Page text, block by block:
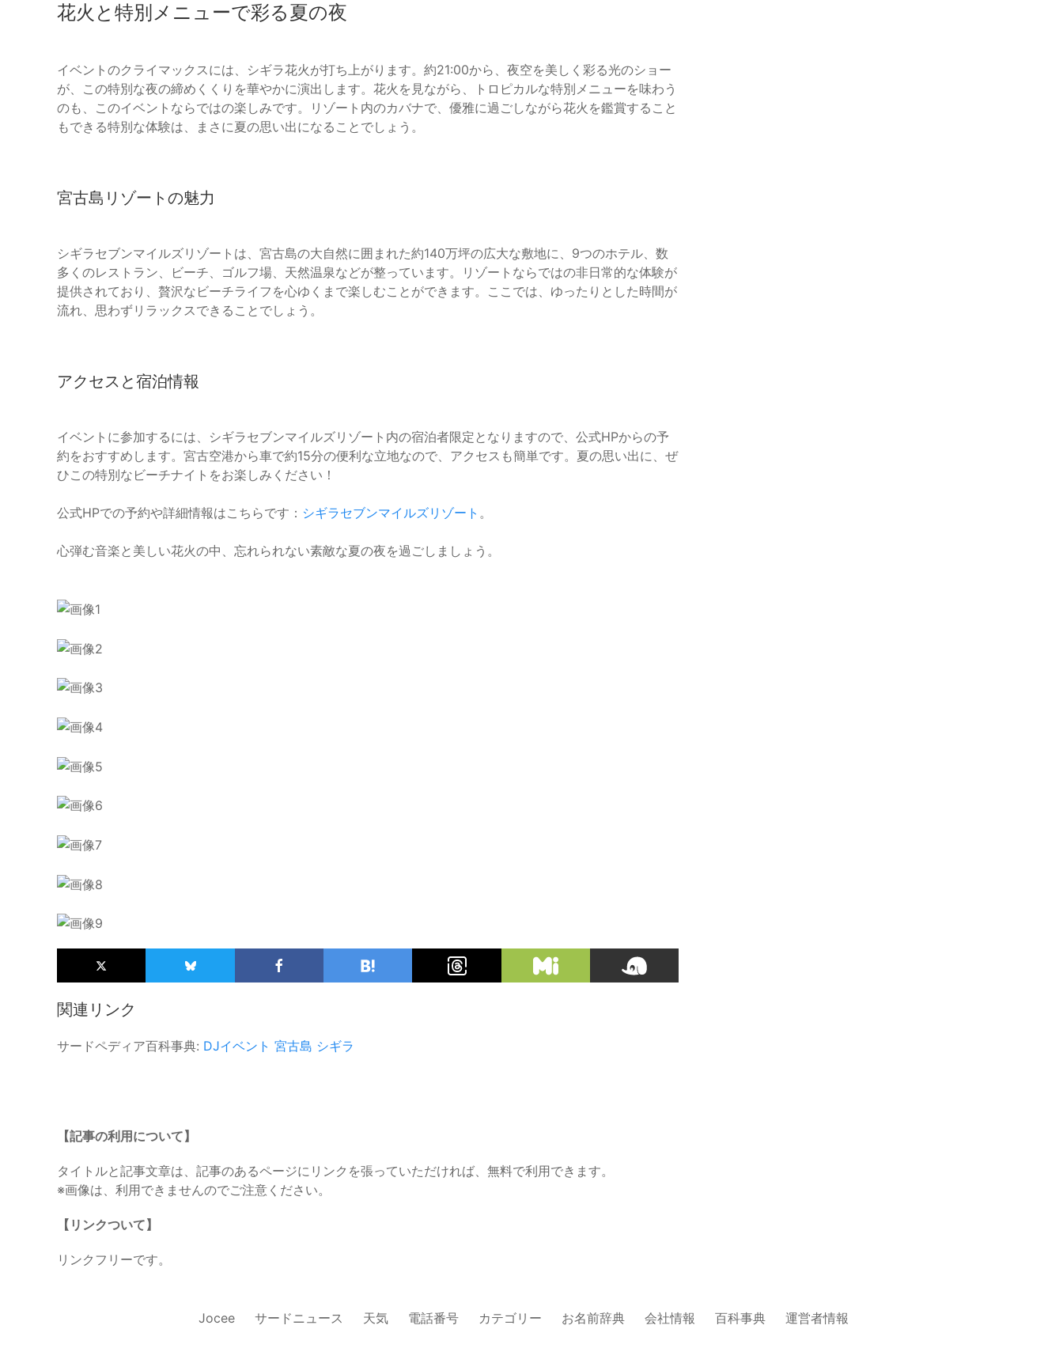
花火と特別メニューで彩る夏の夜
イベントのクライマックスには、シギラ花火が打ち上がります。約21:00から、夜空を美しく彩る光のショー
が、この特別な夜の締めくくりを華やかに演出します。花火を見ながら、トロピカルな特別メニューを味わう
のも、このイベントならではの楽しみです。リゾート内のカバナで、優雅に過ごしながら花火を鑑賞すること
もできる特別な体験は、まさに夏の思い出になることでしょう。
宮古島リゾートの魅力
シギラセブンマイルズリゾートは、宮古島の大自然に囲まれた約140万坪の広大な敷地に、9つのホテル、数
多くのレストラン、ビーチ、ゴルフ場、天然温泉などが整っています。リゾートならではの非日常的な体験が
提供されており、贅沢なビーチライフを心ゆくまで楽しむことができます。ここでは、ゆったりとした時間が
流れ、思わずリラックスできることでしょう。
アクセスと宿泊情報
イベントに参加するには、シギラセブンマイルズリゾート内の宿泊者限定となりますので、公式HPからの予
約をおすすめします。宮古空港から車で約15分の便利な立地なので、アクセスも簡単です。夏の思い出に、ぜ
ひこの特別なビーチナイトをお楽しみください！
公式HPでの予約や詳細情報はこちらです： シギラセブンマイルズリゾート 。
心弾む音楽と美しい花火の中、忘れられない素敵な夏の夜を過ごしましょう。
関連リンク
サードペディア百科事典: DJイベント 宮古島 シギラ
【記事の利用について】
タイトルと記事文章は、記事のあるページにリンクを張っていただければ、無料で利用できます。
※画像は、利用できませんのでご注意ください。
【リンクついて】
リンクフリーです。
Jocee サードニュース 天気 電話番号 カテゴリー お名前辞典 会社情報 百科事典 運営者情報